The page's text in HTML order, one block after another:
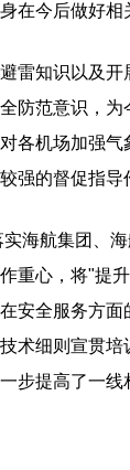
在今后做好相
知识以及开
防范意识，
各机场加强
强的督促指导
航集团、海
重心，将"提
安全服务方
术细则宣贯
步提高了一